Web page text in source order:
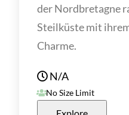
der Nordbretagne
Steilküste mit
Charme.
N/A
No Size Limit